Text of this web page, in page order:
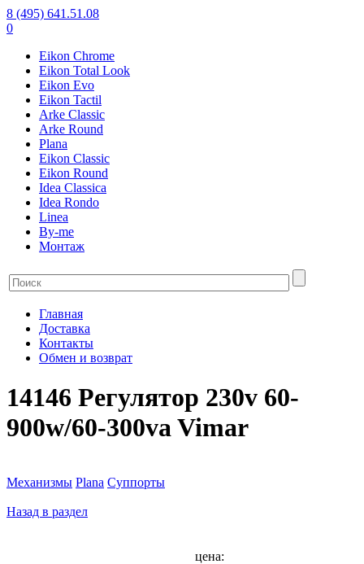
8 (495) 641.51.08
0
Eikon Chrome
Eikon Total Look
Eikon Evo
Eikon Tactil
Arke Classic
Arke Round
Plana
Eikon Classic
Eikon Round
Idea Classica
Idea Rondo
Linea
By-me
Монтаж
Главная
Доставка
Контакты
Обмен и возврат
14146 Регулятор 230v 60-
900w/60-300va Vimar
Механизмы Plana Суппорты
Назад в раздел
цена: